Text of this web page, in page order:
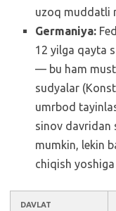
uzoq muddatli
Germaniya:
12 yilga qayta
— bu ham
sudyalar
umrbod
sinov davridan
mumkin, lekin
chiqish
DAVLAT